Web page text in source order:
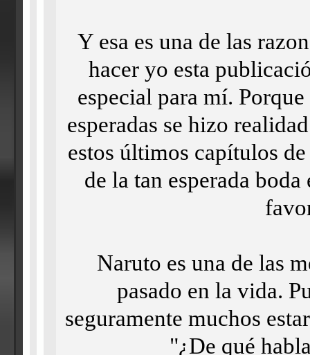
Y esa es una de las
hacer yo esta
especial para mí.
esperadas se hizo
estos últimos capítulos
de la tan esperada
Naruto es una de las
pasado en la vida.
seguramente muchos
"¿De qué